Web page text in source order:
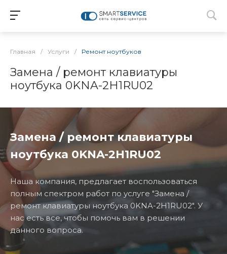
Главная / Услуги / Ремонт ноутбуков
Замена / ремонт клавиатуры
ноутбука 0KNA-2H1RU02
Замена / ремонт клавиатуры
ноутбука 0KNA-2H1RU02
Наша компания, предлагает воспользоваться
полным спектром работ по услуге "Замена /
ремонт клавиатуры ноутбука 0KNA-2H1RU02". У
нас есть все, чтобы помочь вам в решении
данного вопроса.